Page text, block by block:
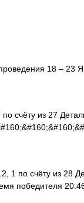
18 – 23
счёту из 27
1 по счёту из 28
победителя